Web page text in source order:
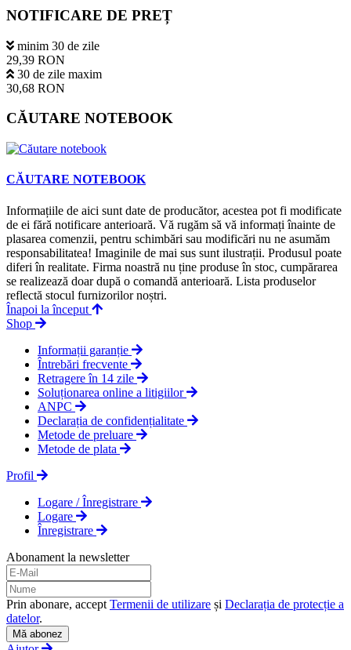
NOTIFICARE DE PREȚ
minim 30 de zile
29,39 RON
30 de zile maxim
30,68 RON
CĂUTARE NOTEBOOK
CĂUTARE NOTEBOOK
Informațiile de aici sunt date de producător, acestea pot fi modificate
de ei fără notificare anterioară. Vă rugăm să vă informați înainte de
plasarea comenzii, pentru schimbări sau modificări nu ne asumăm
responsabilitatea! Imaginile de mai sus sunt ilustrații. Produsul poate
diferi în realitate. Firma noastră nu ține produse în stoc, cumpărarea
se realizează doar după o comandă anterioară. Lista produselor
reflectă stocul furnizorilor noștri.
Înapoi la început
Shop
Informații garanție
Întrebări frecvente
Retragere în 14 zile
Soluționarea online a litigiilor
ANPC
Declarația de confidențialitate
Metode de preluare
Metode de plata
Profil
Logare / Înregistrare
Logare
Înregistrare
Abonament la newsletter
Prin abonare, accept Termenii de utilizare și Declarația de protecție a
datelor.
Mă abonez